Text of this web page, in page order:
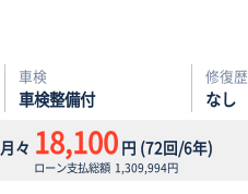
車検
車検整備付
修復歴
なし
月々 18,100円 (72回/6年)
ローン支払総額 1,309,994円